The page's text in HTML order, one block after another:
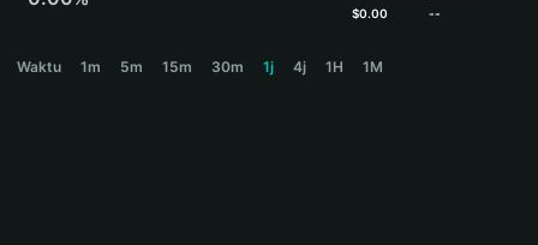
Español (Argentina)
$0.00
--
Waktu 1m 5m 15m 30m 1j 4j 1H 1M